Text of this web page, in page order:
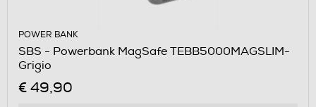
POWER BANK
SBS - Powerbank MagSafe TEBB5000MAGSLIM-
Grigio
€ 49,90